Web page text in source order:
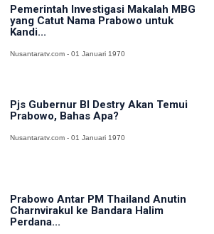
Pemerintah Investigasi Makalah MBG
yang Catut Nama Prabowo untuk
Kandi...
Nusantaratv.com - 01 Januari 1970
Pjs Gubernur BI Destry Akan Temui
Prabowo, Bahas Apa?
Nusantaratv.com - 01 Januari 1970
Prabowo Antar PM Thailand Anutin
Charnvirakul ke Bandara Halim
Perdana...